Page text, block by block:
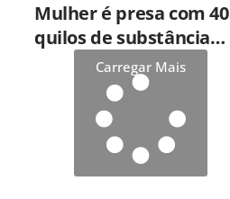
Mulher é presa com 40
quilos de substância
usada para misturar
cocaína e porções de
skank em Piracicaba
Carregar Mais